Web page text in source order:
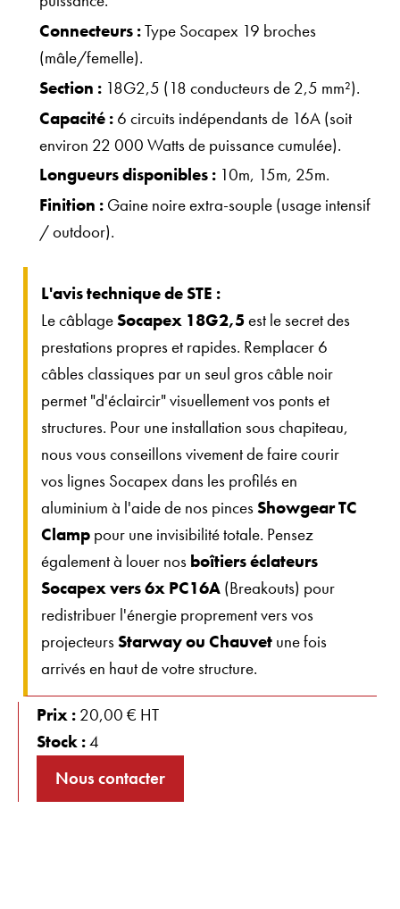
Connecteurs :Type Socapex 19 broches
(mâle/femelle).
Section :18G2,5 (18 conducteurs de 2,5 mm²).
Capacité :6 circuits indépendants de 16A (soit
environ 22 000 Watts de puissance cumulée).
Longueurs disponibles :10m, 15m, 25m.
Finition :Gaine noire extra-souple (usage intensif
/ outdoor).
L'avis technique de STE :
Le câblage Socapex 18G2,5est le secret des
prestations propres et rapides. Remplacer 6
câbles classiques par un seul gros câble noir
permet "d'éclaircir" visuellement vos ponts et
structures. Pour une installation sous chapiteau,
nous vous conseillons vivement de faire courir
vos lignes Socapex dans les profilés en
aluminium à l'aide de nos pinces Showgear TC
Clamp pour une invisibilité totale. Pensez
également à louer nos boîtiers éclateurs
Socapex vers 6x PC16A (Breakouts) pour
redistribuer l'énergie proprement vers vos
projecteurs Starway ou Chauvet une fois
arrivés en haut de votre structure.
Prix : 20,00 € HT
Stock :4
Nous contacter